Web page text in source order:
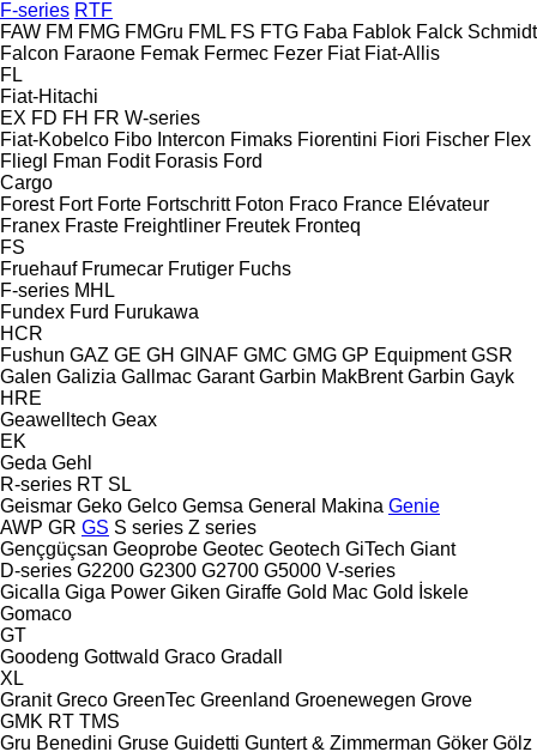
F-series RTF
FAW FM FMG FMGru FML FS FTG Faba Fablok Falck Schmidt
Falcon Faraone Femak Fermec Fezer Fiat Fiat-Allis
FL
Fiat-Hitachi
EX FD FH FR W-series
Fiat-Kobelco Fibo Intercon Fimaks Fiorentini Fiori Fischer Flex
Fliegl
Fman Fodit Forasis Ford
Cargo
Forest Fort Forte Fortschritt Foton Fraco France Elévateur
Franex Fraste Freightliner Freutek Fronteq
FS
Fruehauf Frumecar Frutiger Fuchs
F-series MHL
Fundex Furd Furukawa
HCR
Fushun GAZ GE GH GINAF GMC GMG GP Equipment GSR
Galen Galizia Gallmac Garant Garbin MakBrent Garbin Gayk
HRE
Geawelltech Geax
EK
Geda Gehl
R-series RT SL
Geismar Geko Gelco Gemsa General Makina Genie
AWP GR GS S series Z series
Gençgüçsan Geoprobe Geotec Geotech GiTech Giant
D-series G2200 G2300 G2700 G5000 V-series
Gicalla Giga Power Giken Giraffe Gold Mac Gold İskele
Gomaco
GT
Goodeng Gottwald Graco Gradall
XL
Granit Greco GreenTec Greenland Groenewegen Grove
GMK RT TMS
Gru Benedini Gruse Guidetti Guntert & Zimmerman Göker Gölz